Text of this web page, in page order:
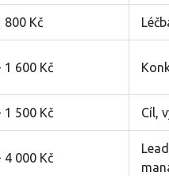
800 Kč
1 600 Kč
1 500 Kč Cíl,
4 000 Kč